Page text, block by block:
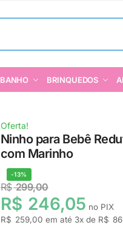
BANHO BRINQUEDOS
Oferta!
Ninho para Bebê
com Marinho
-13%
R$299,00
R$ 246,05 no PIX
R$ 259,00 em até 3x de R$